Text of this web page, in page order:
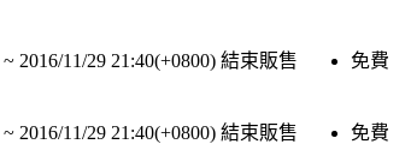
~ 2016/11/29 21:40(+0800) 結束販售 免費
~ 2016/11/29 21:40(+0800) 結束販售 免費